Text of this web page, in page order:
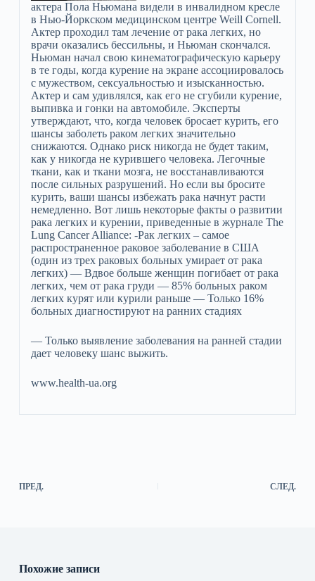
актера Пола Ньюмана видели в инвалидном кресле
в Нью-Йоркском медицинском центре Weill Cornell.
Актер проходил там лечение от рака легких, но
врачи оказались бессильны, и Ньюман скончался.
Ньюман начал свою кинематографическую карьеру
в те годы, когда курение на экране ассоциировалось
с мужеством, сексуальностью и изысканностью.
Актер и сам удивлялся, как его не сгубили курение,
выпивка и гонки на автомобиле. Эксперты
утверждают, что, когда человек бросает курить, его
шансы заболеть раком легких значительно
снижаются. Однако риск никогда не будет таким,
как у никогда не курившего человека. Легочные
ткани, как и ткани мозга, не восстанавливаются
после сильных разрушений. Но если вы бросите
курить, ваши шансы избежать рака начнут расти
немедленно. Вот лишь некоторые факты о развитии
рака легких и курении, приведенные в журнале The
Lung Cancer Alliance: -Рак легких – самое
распространенное раковое заболевание в США
(один из трех раковых больных умирает от рака
легких) — Вдвое больше женщин погибает от рака
легких, чем от рака груди — 85% больных раком
легких курят или курили раньше — Только 16%
больных диагностируют на ранних стадиях
— Только выявление заболевания на ранней стадии
дает человеку шанс выжить.
www.health-ua.org
ПРЕД. СЛЕД.
Похожие записи